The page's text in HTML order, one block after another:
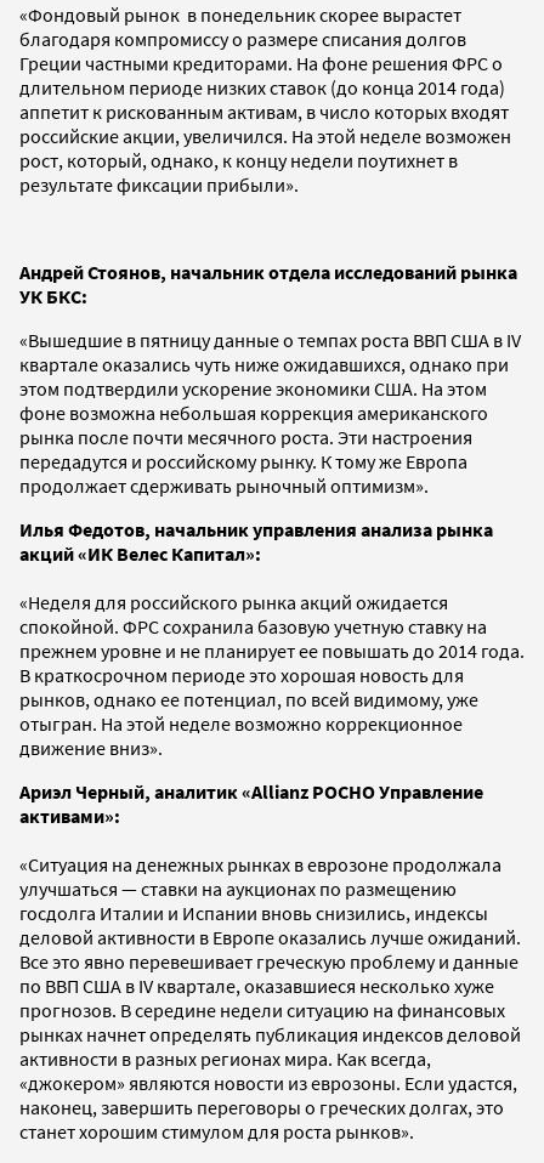
«Фондовый рынок в понедельник скорее вырастет
благодаря компромиссу о размере списания долгов
Греции частными кредиторами. На фоне решения ФРС о
длительном периоде низких ставок (до конца 2014 года)
аппетит к рискованным активам, в число которых входят
российские акции, увеличился. На этой неделе возможен
рост, который, однако, к концу недели поутихнет в
результате фиксации прибыли».
Андрей Стоянов, начальник отдела исследований рынка
УК БКС:
«Вышедшие в пятницу данные о темпах роста ВВП США в IV
квартале оказались чуть ниже ожидавшихся, однако при
этом подтвердили ускорение экономики США. На этом
фоне возможна небольшая коррекция американского
рынка после почти месячного роста. Эти настроения
передадутся и российскому рынку. К тому же Европа
продолжает сдерживать рыночный оптимизм».
Илья Федотов, начальник управления анализа рынка
акций «ИК Велес Капитал»:
«Неделя для российского рынка акций ожидается
спокойной. ФРС сохранила базовую учетную ставку на
прежнем уровне и не планирует ее повышать до 2014 года.
В краткосрочном периоде это хорошая новость для
рынков, однако ее потенциал, по всей видимому, уже
отыгран. На этой неделе возможно коррекционное
движение вниз».
Ариэл Черный, аналитик «Allianz РОСНО Управление
активами»:
«Ситуация на денежных рынках в еврозоне продолжала
улучшаться — ставки на аукционах по размещению
госдолга Италии и Испании вновь снизились, индексы
деловой активности в Европе оказались лучше ожиданий.
Все это явно перевешивает греческую проблему и данные
по ВВП США в IV квартале, оказавшиеся несколько хуже
прогнозов. В середине недели ситуацию на финансовых
рынках начнет определять публикация индексов деловой
активности в разных регионах мира. Как всегда,
«джокером» являются новости из еврозоны. Если удастся,
наконец, завершить переговоры о греческих долгах, это
станет хорошим стимулом для роста рынков».